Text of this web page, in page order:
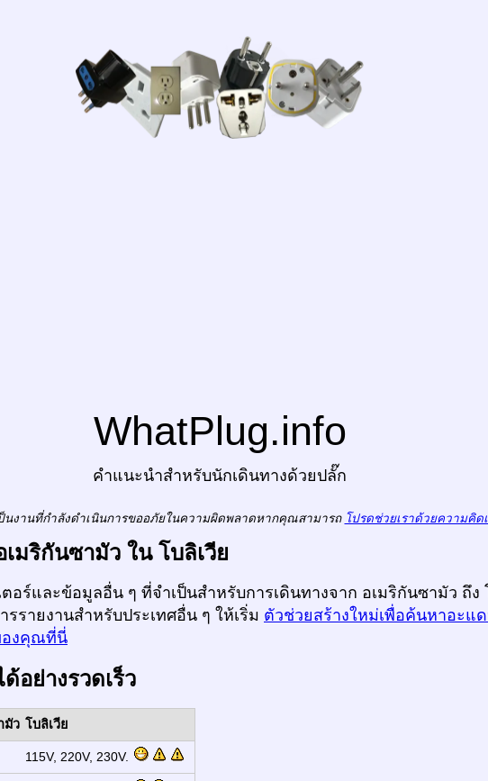
WhatPlug.info
คำแนะนำสำหรับนักเดินทางด้วยปลั๊ก
นงานที่กำลังดำเนินการขออภัยในความผิดพลาดหากคุณสามารถ โปรดช่วยเราด้วยความคิด
มริกันซามัว ใน โบลิเวีย
อร์และข้อมูลอื่น ๆ ที่จำเป็นสำหรับการเดินทางจาก อเมริกันซามัว ถึง
รายงานสำหรับประเทศอื่น ๆ ให้เริ่ม ตัวช่วยสร้างใหม่เพื่อค้นหาอะแ
องคุณที่นี่
อย่างรวดเร็ว
มัว โบลิเวีย
115V, 220V, 230V.